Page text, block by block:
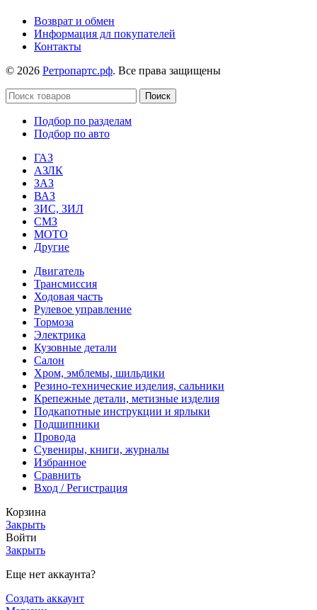
Возврат и обмен
Информация дл покупателей
Контакты
© 2026 Ретропартс.рф. Все права защищены
Поиск
Подбор по разделам
Подбор по авто
ГАЗ
АЗЛК
ЗАЗ
ВАЗ
ЗИС, ЗИЛ
СМЗ
МОТО
Другие
Двигатель
Трансмиссия
Ходовая часть
Рулевое управление
Тормоза
Электрика
Кузовные детали
Салон
Хром, эмблемы, шильдики
Резино-технические изделия, сальники
Крепежные детали, метизные изделия
Подкапотные инструкции и ярлыки
Подшипники
Провода
Сувениры, книги, журналы
Избранное
Сравнить
Вход / Регистрация
Корзина
Закрыть
Войти
Закрыть
Еще нет аккаунта?
Создать аккаунт